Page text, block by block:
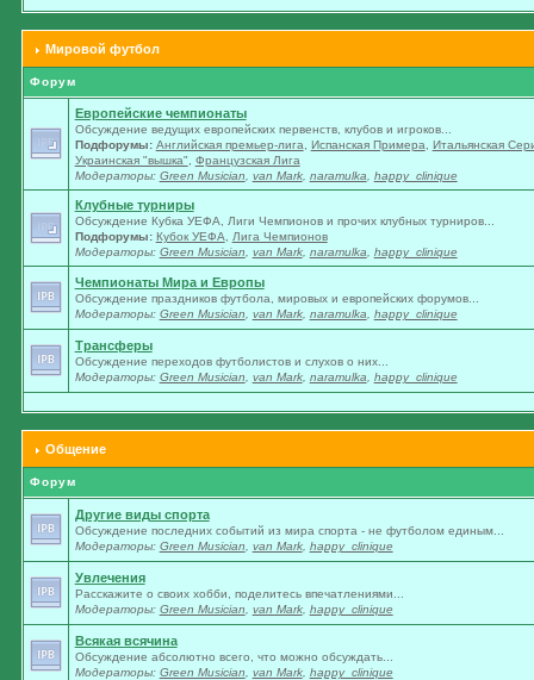
Мировой футбол
Форум
Европейские чемпионаты
Обсуждение ведущих европейских первенств, клубов и игроков...
Подфорумы: Английская премьер-лига Испанская Примера
Итальянская
Украинская "вышка"
Французская Лига
Модераторы: Green Musician van Mark, naramulka happy_clinique
Клубные турниры
Обсуждение Кубка УЕФА, Лиги Чемпионов и прочих клубных турниров...
Подфорумы: Кубок УЕФА
Лига Чемпионов
Модераторы: Green Musician van Mark, naramulka happy_clinique
Чемпионаты Мира и Европы
Обсуждение праздников футбола, мировых и европейских форумов...
Модераторы: Green Musician van Mark, naramulka happy_clinique
Трансферы
Обсуждение переходов футболистов и слухов о них...
Модераторы: Green Musician van Mark, naramulka happy_clinique
Общение
Форум
Другие виды спорта
Обсуждение последних событий из мира спорта - не футболом единым...
Модераторы: Green Musician van Mark, happy_clinique
Увлечения
Расскажите о своих хобби, поделитесь впечатлениями...
Модераторы: Green Musician van Mark, happy_clinique
Всякая всячина
Обсуждение абсолютно всего, что можно обсуждать...
Модераторы: Green Musician van Mark, happy_clinique